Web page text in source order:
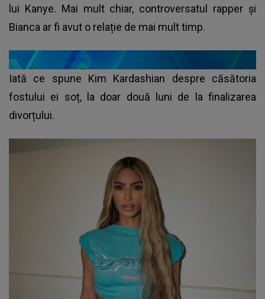
lui Kanye. Mai mult chiar, controversatul rapper și
Bianca ar fi avut o relație de mai mult timp.
Iată ce spune Kim Kardashian despre căsătoria
fostului ei soț, la doar două luni de la finalizarea
divorțului.